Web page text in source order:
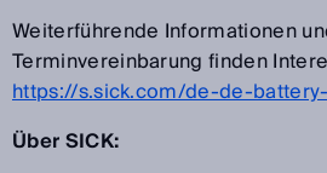
Weiterführende Informationen
Terminvereinbarung finden
https://s.sick.com/de-de-
Über SICK: